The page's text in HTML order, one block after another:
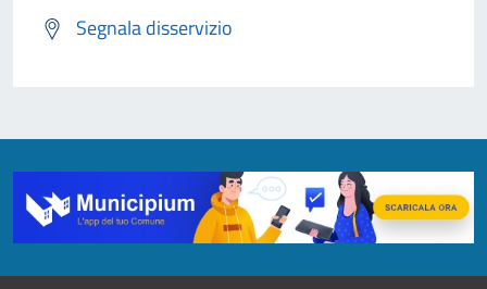
Segnala disservizio